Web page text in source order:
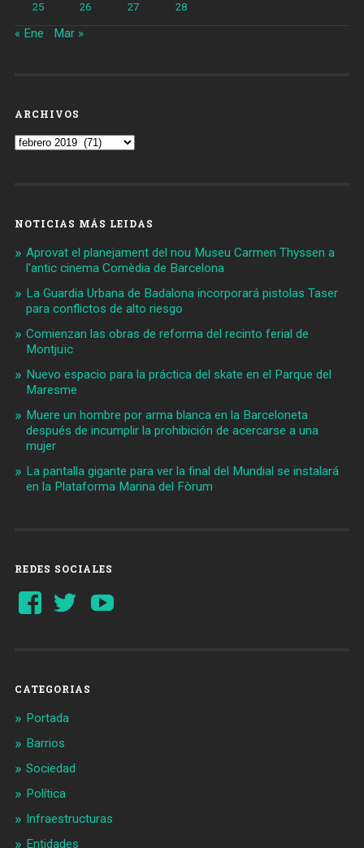
25 26 27 28
« Ene Mar »
ARCHIVOS
Archivos
NOTICIAS MÁS LEIDAS
Aprovat el planejament del nou Museu Carmen Thyssen a
l'antic cinema Comèdia de Barcelona
La Guardia Urbana de Badalona incorporará pistolas Taser
para conflictos de alto riesgo
Comienzan las obras de reforma del recinto ferial de
Montjuïc
Nuevo espacio para la práctica del skate en el Parque del
Maresme
Muere un hombre por arma blanca en la Barceloneta
después de incumplir la prohibición de acercarse a una
mujer
La pantalla gigante para ver la final del Mundial se instalará
en la Plataforma Marina del Fòrum
REDES SOCIALES
Ver
perfil
Ver
perfil
CATEGORIAS
Portada
Barrios
Sociedad
Política
Infraestructuras
Entidades